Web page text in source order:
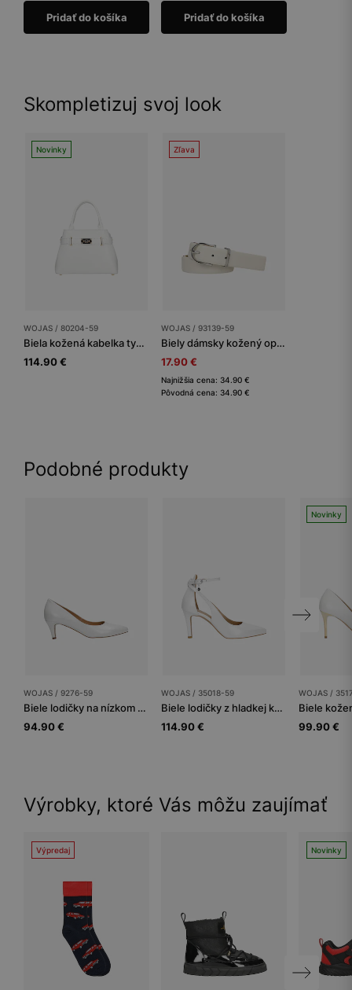
Pridať do košíka Pridať do košíka
Skompletizuj svoj look
Novinky
WOJAS / 80204-59
Biela kožená kabelka typu kufrík
114.90 €
Zľava
WOJAS / 93139-59
Biely dámsky kožený opasok so striebornou prackou
17.90 €
Najnižšia cena: 34.90 €
Pôvodná cena: 34.90 €
Podobné produkty
WOJAS / 9276-59
Biele lodičky na nízkom podpätku
94.90 €
WOJAS / 35018-59
Biele lodičky z hladkej kože na podpätku
114.90 €
Novinky
WOJAS /
99.90 €
Výrobky, ktoré Vás môžu zaujímať
Výpredaj Novinky